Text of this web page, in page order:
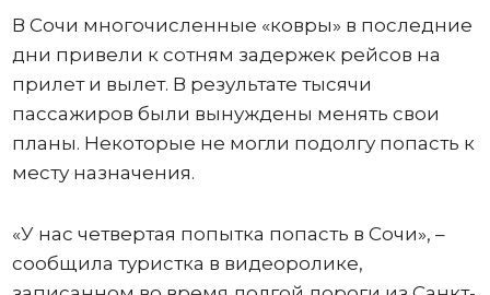
В Сочи многочисленные «ковры» в последние
дни привели к сотням задержек рейсов на
прилет и вылет. В результате тысячи
пассажиров были вынуждены менять свои
планы. Некоторые не могли подолгу попасть к
месту назначения.
«У нас четвертая попытка попасть в Сочи», –
сообщила туристка в видеоролике,